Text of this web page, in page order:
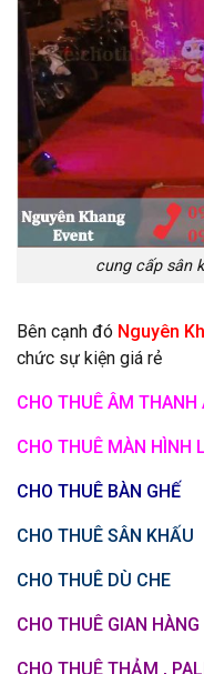
cung cấp sân
Bên cạnh đó Nguyên
chức sự kiện giá rẻ
CHO THUÊ ÂM THANH
CHO THUÊ MÀN HÌNH
CHO THUÊ BÀN GHẾ
CHO THUÊ SÂN KHẤU
CHO THUÊ DÙ CHE
CHO THUÊ GIAN HÀNG
CHO THUÊ THẢM ,